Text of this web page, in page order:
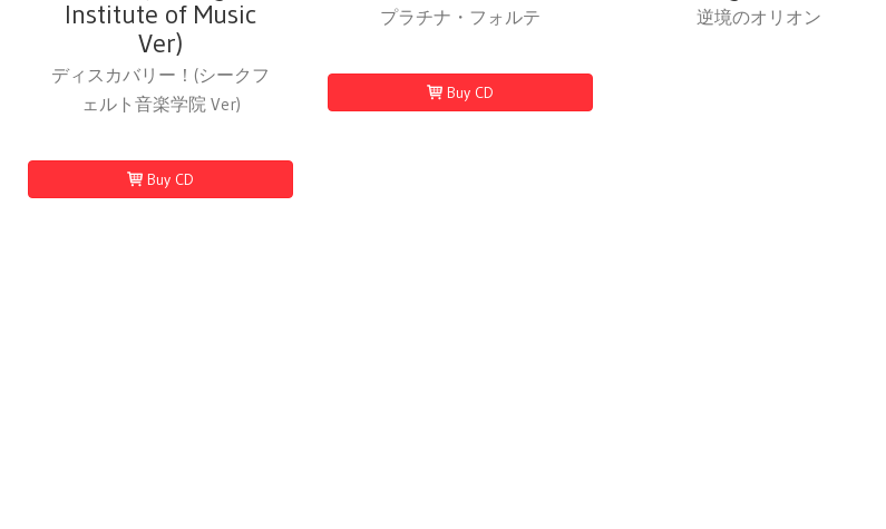
Institute of Music
Ver)
ディスカバリー！(シークフ
ェルト音楽学院 Ver)
Buy CD
プラチナ・フォルテ
Buy CD
逆境のオリオン